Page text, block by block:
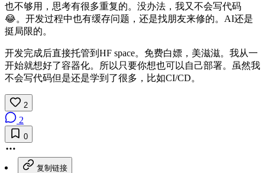
也不够用，思考有很多重复的。没办法，我又不会写代码
😂。开发过程中也有缓存问题，还是找朋友来修的。AI还是
挺局限的。
开发完成后直接托管到HF space。免费白嫖，美滋滋。我从一
开始就想好了容器化。所以只要你想也可以自己部署。虽然我
不会写代码但是还是学到了很多，比如CI/CD。
2
2
0
复制链接